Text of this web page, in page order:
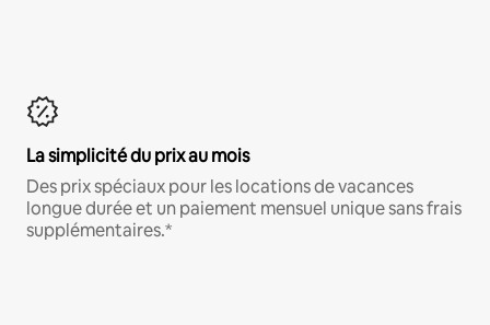
La simplicité du prix au mois
Des prix spéciaux pour les locations de vacances
longue durée et un paiement mensuel unique sans frais
supplémentaires.*